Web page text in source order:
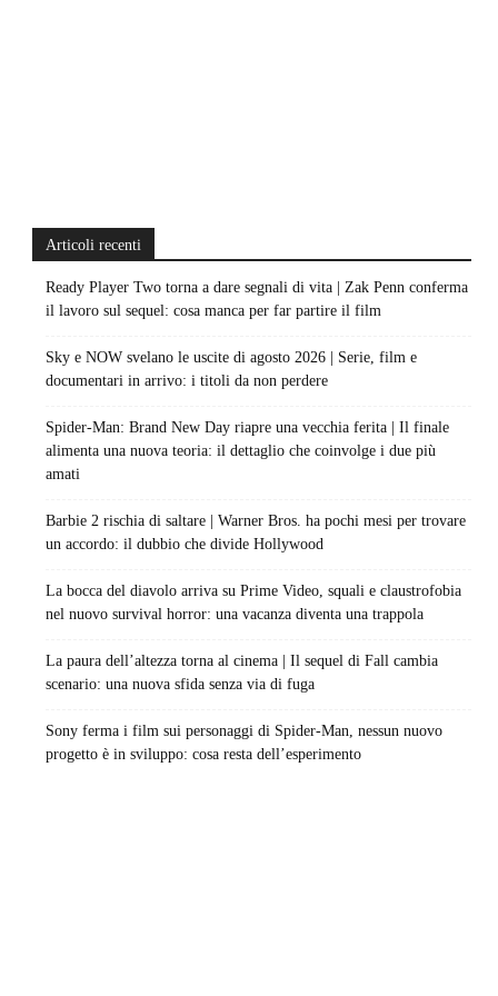
Articoli recenti
Ready Player Two torna a dare segnali di vita | Zak Penn conferma
il lavoro sul sequel: cosa manca per far partire il film
Sky e NOW svelano le uscite di agosto 2026 | Serie, film e
documentari in arrivo: i titoli da non perdere
Spider-Man: Brand New Day riapre una vecchia ferita | Il finale
alimenta una nuova teoria: il dettaglio che coinvolge i due più
amati
Barbie 2 rischia di saltare | Warner Bros. ha pochi mesi per trovare
un accordo: il dubbio che divide Hollywood
La bocca del diavolo arriva su Prime Video, squali e claustrofobia
nel nuovo survival horror: una vacanza diventa una trappola
La paura dell’altezza torna al cinema | Il sequel di Fall cambia
scenario: una nuova sfida senza via di fuga
Sony ferma i film sui personaggi di Spider-Man, nessun nuovo
progetto è in sviluppo: cosa resta dell’esperimento